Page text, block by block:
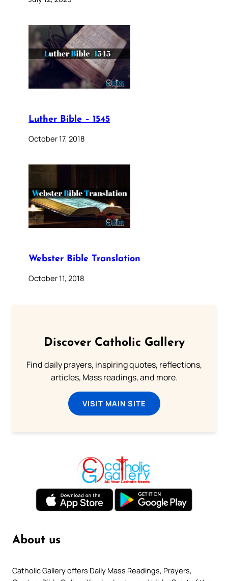
Luther Bible – 1545
October 17, 2018
Webster Bible Translation
October 11, 2018
Discover Catholic Gallery
Find daily prayers, inspiring quotes, reflections,
articles, Mass readings, and more.
VISIT MAIN SITE
About us
Catholic Gallery offers Daily Mass Readings, Prayers,